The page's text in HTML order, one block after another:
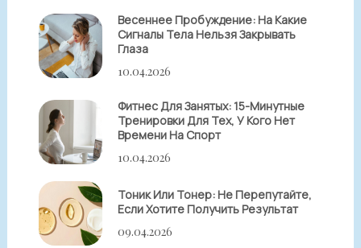
Весеннее Пробуждение: На Какие
Сигналы Тела Нельзя Закрывать
Глаза
10.04.2026
Фитнес Для Занятых: 15-Минутные
Тренировки Для Тех, У Кого Нет
Времени На Спорт
10.04.2026
Тоник Или Тонер: Не Перепутайте,
Если Хотите Получить Результат
09.04.2026